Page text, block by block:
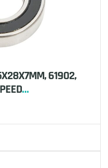
61902,